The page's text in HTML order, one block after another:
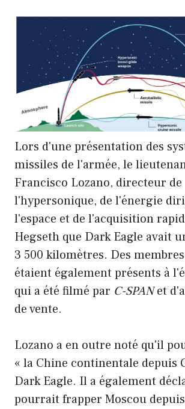
Lors d'une présentation des
missiles de l'armée, le
Francisco Lozano, directeur de
l'hypersonique, de l'énergie
l'espace et de l'acquisition
Hegseth que Dark Eagle avait
3 500 kilomètres. Des
étaient également présents à
qui a été filmé par C-SPANet
de vente.
Lozano a en outre noté qu'il
« la Chine continentale depuis
Dark Eagle. Il a également
pourrait frapper Moscou